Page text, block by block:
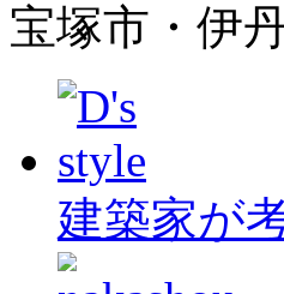
宝塚市・伊
建築家が